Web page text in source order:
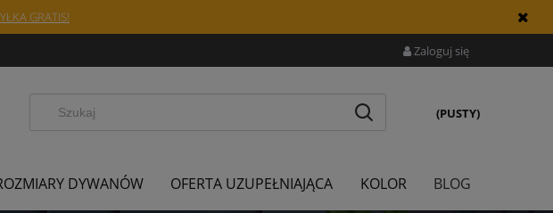
GRATIS!
Zaloguj się
(PUSTY)
DYWANÓW OFERTA UZUPEŁNIAJĄCA KOLOR BLOG